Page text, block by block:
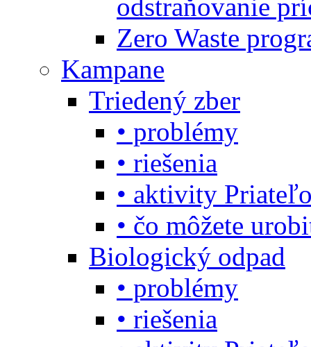
odstraňovanie
Zero Waste
Kampane
Triedený zber
• problémy
• riešenia
• aktivity
• čo môžete
Biologický odpad
• problémy
• riešenia